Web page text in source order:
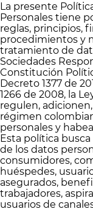
La presente
Personales tiene
reglas, principios,
procedimientos y
tratamiento de
Sociedades
Constitución
Decreto 1377 de
1266 de 2008, la
regulen,
régimen
personales y
Esta política
de los datos
consumidores,
huéspedes,
asegurados,
trabajadores,
usuarios de